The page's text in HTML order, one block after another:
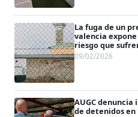
La fuga de un
valencia
riesgo que
custodIias
09/02/2026
AUGC
de detenidos